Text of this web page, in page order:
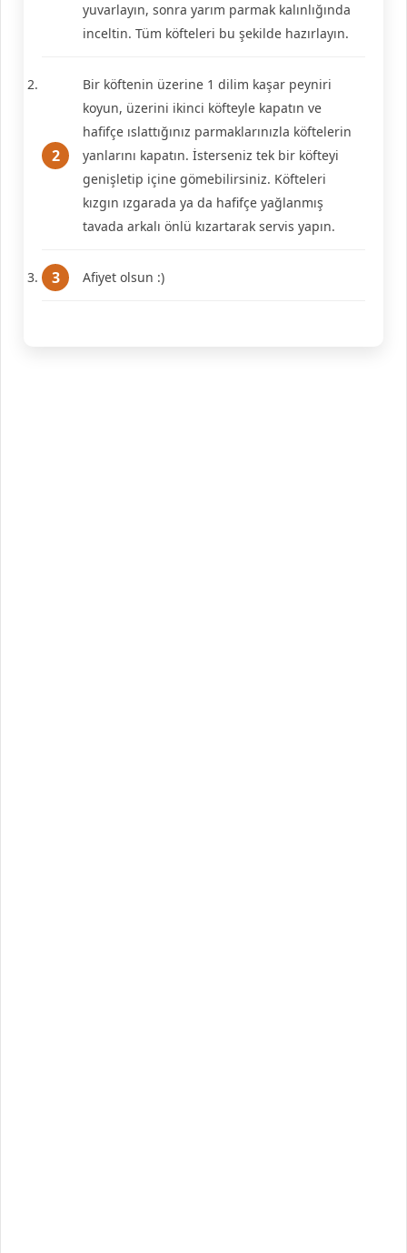
yuvarlayın, sonra yarım parmak kalınlığında
inceltin. Tüm köfteleri bu şekilde hazırlayın.
Bir köftenin üzerine 1 dilim kaşar peyniri
koyun, üzerini ikinci köfteyle kapatın ve
hafifçe ıslattığınız parmaklarınızla köftelerin
yanlarını kapatın. İsterseniz tek bir köfteyi
genişletip içine gömebilirsiniz. Köfteleri
kızgın ızgarada ya da hafifçe yağlanmış
tavada arkalı önlü kızartarak servis yapın.
Afiyet olsun :)